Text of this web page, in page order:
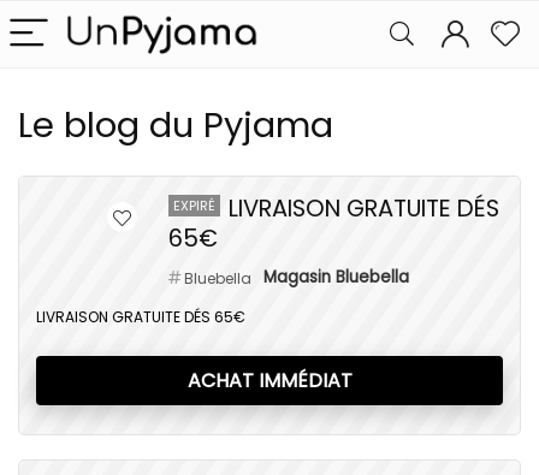
Le blog du Pyjama
EXPIRÉ
LIVRAISON GRATUITE DÉS
65€
Bluebella Magasin Bluebella
LIVRAISON GRATUITE DÉS 65€
ACHAT IMMÉDIAT